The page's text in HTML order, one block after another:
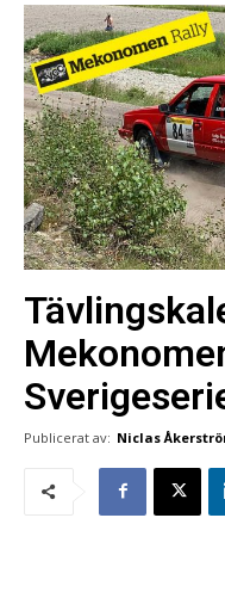
Publicerat av: Niclas